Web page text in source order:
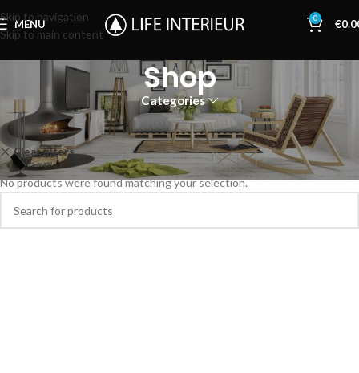
Skip to navigation
Skip to main content
MENU 0 €
Shop
Categories
Home Shop
Clear filters Magisso
No products were found matching your selection.